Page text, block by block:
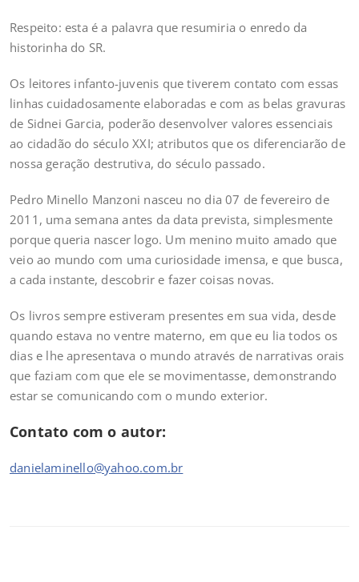
Respeito: esta é a palavra que resumiria o enredo da
historinha do SR.
Os leitores infanto-juvenis que tiverem contato com essas
linhas cuidadosamente elaboradas e com as belas gravuras
de Sidnei Garcia, poderão desenvolver valores essenciais
ao cidadão do século XXI; atributos que os diferenciarão de
nossa geração destrutiva, do século passado.
Pedro Minello Manzoni nasceu no dia 07 de fevereiro de
2011, uma semana antes da data prevista, simplesmente
porque queria nascer logo. Um menino muito amado que
veio ao mundo com uma curiosidade imensa, e que busca,
a cada instante, descobrir e fazer coisas novas.
Os livros sempre estiveram presentes em sua vida, desde
quando estava no ventre materno, em que eu lia todos os
dias e lhe apresentava o mundo através de narrativas orais
que faziam com que ele se movimentasse, demonstrando
estar se comunicando com o mundo exterior.
Contato com o autor:
danielaminello@yahoo.com.br